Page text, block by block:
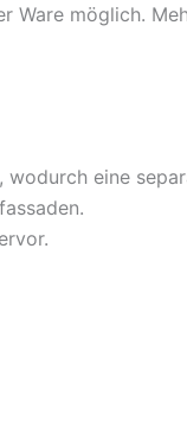
Ware möglich.
eine